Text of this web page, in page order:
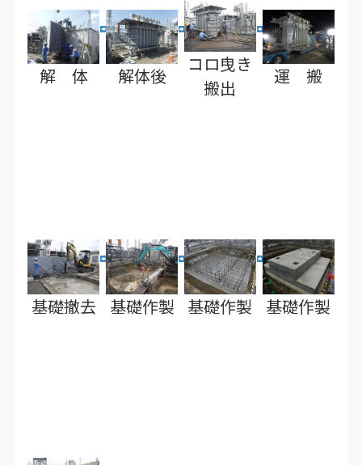
解 体 解体後
コロ曳き
搬出
運 搬
基礎撤去 基礎作製 基礎作製 基礎作製